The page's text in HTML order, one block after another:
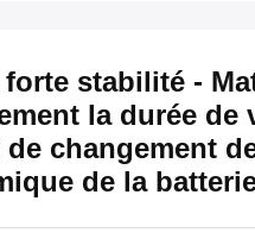
stabilité -
la durée de
changement
de la